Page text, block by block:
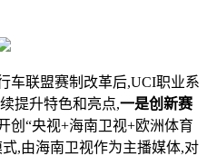
联盟赛制改革后,UCI职业系
提升特色和亮点,一是创新赛
创“央视+海南卫视+欧洲体育
,由海南卫视作为主播媒体,对